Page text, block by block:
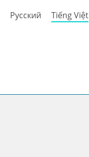
Русский Tiếng Việt